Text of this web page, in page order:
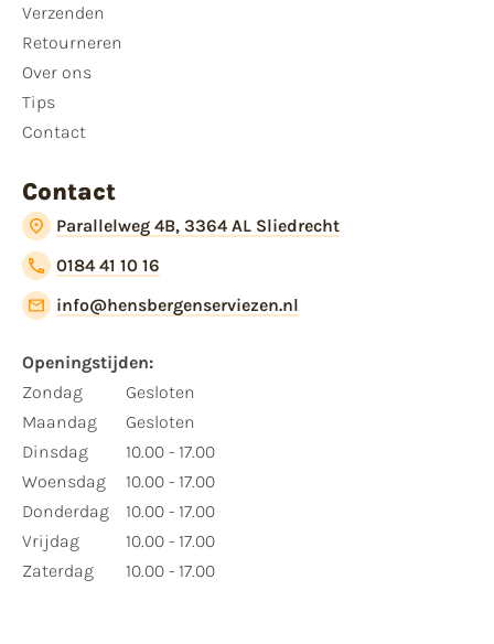
Verzenden
Retourneren
Over ons
Tips
Contact
Contact
Parallelweg 4B, 3364 AL Sliedrecht
0184 41 10 16
info@hensbergenserviezen.nl
Openingstijden:
Zondag
Maandag
Dinsdag
Woensdag
Donderdag
Vrijdag
Zaterdag
Gesloten
Gesloten
10.00 - 17.00
10.00 - 17.00
10.00 - 17.00
10.00 - 17.00
10.00 - 17.00